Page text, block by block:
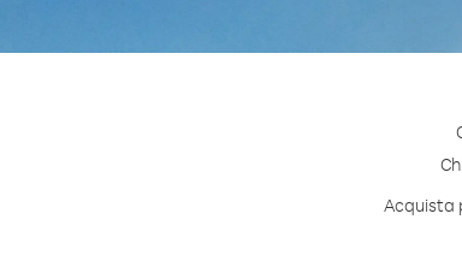
Acquista